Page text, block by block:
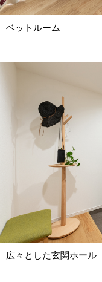
ベットルーム
広々とした玄関ホール